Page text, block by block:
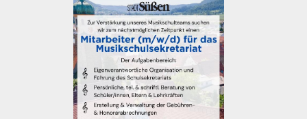
Fachteam Jugend
Kinder- und
Familienzentrum
Stadtwerke